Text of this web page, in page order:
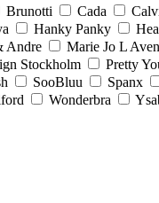
Brunotti Cada
Hanky Panky
Andre Marie Jo L
Stockholm Pretty
SooBluu Spanx
Wonderbra